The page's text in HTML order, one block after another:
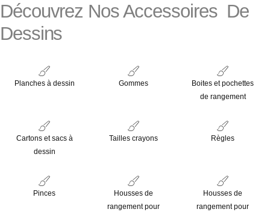
Découvrez Nos Accessoires De
Dessins
Planches à dessin Gommes
Boites et pochettes
de rangement
Cartons et sacs à
dessin
Tailles crayons Règles
Pinces
Housses de
rangement pour
Housses de
rangement pour